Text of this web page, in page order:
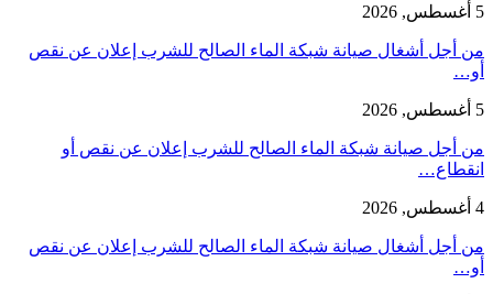
5 أغسطس, 2026
من أجل أشغال صيانة شبكة الماء الصالح للشرب إعلان عن نقص
أو…
5 أغسطس, 2026
من أجل صيانة شبكة الماء الصالح للشرب إعلان عن نقص أو
انقطاع…
4 أغسطس, 2026
من أجل أشغال صيانة شبكة الماء الصالح للشرب إعلان عن نقص
أو…